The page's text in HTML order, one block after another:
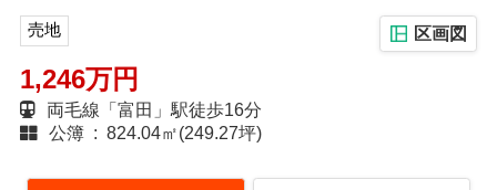
売地 区画図
1,246万円
両毛線「富田」駅徒歩16分
公簿 : 824.04㎡(249.27坪)